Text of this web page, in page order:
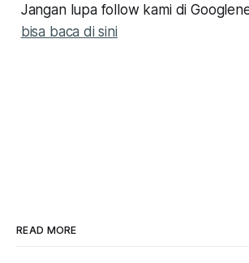
Jangan lupa follow kami di
bisa baca di sini
READ MORE